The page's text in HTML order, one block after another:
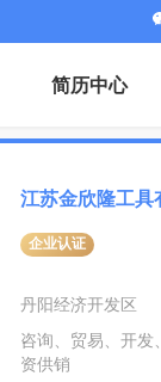
简历中心
江苏金欣隆工具
企业认证
丹阳经济开发区
咨询、贸易、开发
资供销